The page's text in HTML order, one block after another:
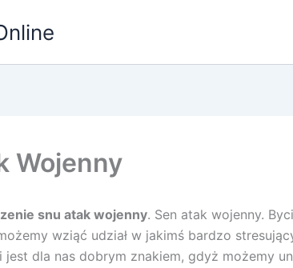
Wojenny
snu atak wojenny. Sen atak wojenny.
wziąć udział w jakimś bardzo
jest dla nas dobrym znakiem, gdyż możemy